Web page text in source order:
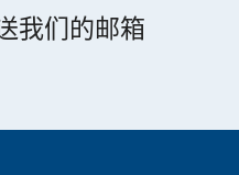
我们的邮箱